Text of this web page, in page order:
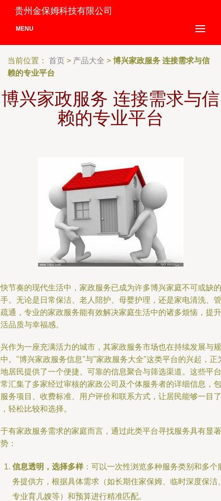
贵州金保姆科技有限公司
MENU
当前位置： 首页 > 产品大全 > 博兴家政服务 连接需求与信
赖的专业平台
博兴家政服务 连接需求与信
赖的专业平台
节奏的现代生活中，家政服务已成为许多博兴家庭不可或缺的
。无论是日常保洁、老人陪护、母婴护理，还是家电清洗、管
通，专业的家政服务能有效解决家庭生活中的诸多烦恼，提升
品质与幸福感。
作为一座充满活力的城市，其家政服务市场也在持续发展与规
。"博兴家政服务信息"与"家政服务大全"这类平台的兴起，正
居民提供了一个便捷、可靠的信息聚合与筛选渠道。这些平台
汇集了多家经过审核的家政公司及个体服务者的详细信息，包
务项目、收费标准、用户评价和联系方式，让居民能够一目了
轻松比较和选择。
有家政服务需求的家庭而言，通过此类平台寻找服务具有显著
：
信息透明，选择多样：可以一次性浏览多种服务类别和多个
务提供方，根据具体需求（如长期住家保姆、临时深度保洁
专业育儿嫂等）和预算进行精准匹配。